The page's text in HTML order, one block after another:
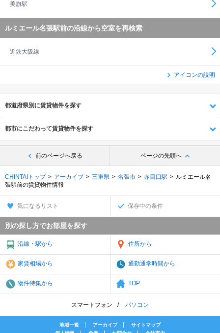
美旗駅
ルミエール名張駅前の沿線から空室を再検索
近鉄大阪線
アイコンの説明
都道府県別に賃貸物件を探す
都市にこだわって賃貸物件を探す
前のページへ戻る ページの先頭へ
CHINTAIトップ アーカイブ 三重県 名張市 赤目口駅
ルミエール名
張駅前の賃貸物件情報
気になるリスト 保存中の条件
別の探し方でお部屋を探す
沿線・駅から 住所から
家賃相場から 通勤通学時間から
物件特集から TOP
スマートフォン パソコン
地域一覧 アーカイブ
サイトマップ